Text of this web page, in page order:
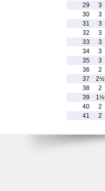
29
3
30
3
31
3
32
3
33
3
34
3
35
3
36
2
37
2½
38
2
39
1½
40
2
41
2